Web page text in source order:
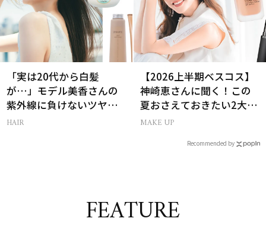
「実は20代から白髪
が…」モデル美香さんの
紫外線に負けないツヤ美
髪ケア
HAIR
【2026上半期ベスコス】
神崎恵さんに聞く！この
夏おさえておきたい2大メ
イクトレンド
MAKE UP
Recommended by
FEATURE